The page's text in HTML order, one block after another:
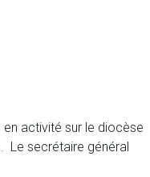
activité sur le diocèse
Le secrétaire général